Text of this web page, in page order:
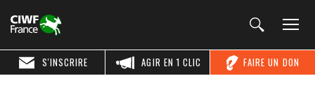
FAIRE UN DON
AGIR EN 1 CLIC
S'INSCRIRE